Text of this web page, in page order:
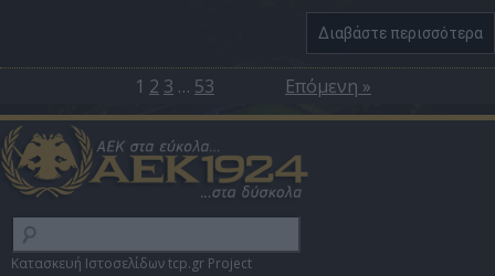
Διαβάστε περισσότερα
1 2 3 … 53 Επόμενη »
Κατασκευή Ιστοσελίδων tcp.gr Project